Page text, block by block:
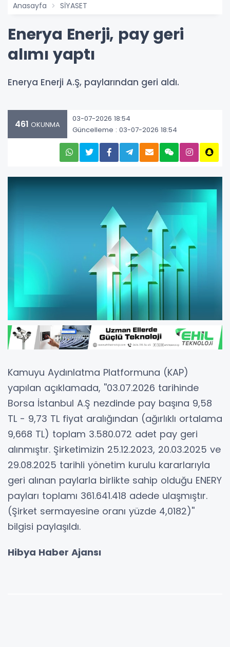
Anasayfa SİYASET
Enerya Enerji, pay geri
alımı yaptı
Enerya Enerji A.Ş, paylarından geri aldı.
461 OKUNMA
03-07-2026 18:54
Güncelleme : 03-07-2026 18:54
Kamuyu Aydınlatma Platformuna (KAP)
yapılan açıklamada, ''03.07.2026 tarihinde
Borsa İstanbul A.Ş nezdinde pay başına 9,58
TL - 9,73 TL fiyat aralığından (ağırlıklı ortalama
9,668 TL) toplam 3.580.072 adet pay geri
alınmıştır. Şirketimizin 25.12.2023, 20.03.2025 ve
29.08.2025 tarihli yönetim kurulu kararlarıyla
geri alınan paylarla birlikte sahip olduğu ENERY
payları toplamı 361.641.418 adede ulaşmıştır.
(Şirket sermayesine oranı yüzde 4,0182)''
bilgisi paylaşıldı.
Hibya Haber Ajansı